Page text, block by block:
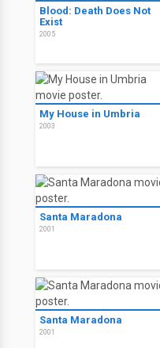
Blood: Death Does Not
Exist
2005
My House in Umbria
2003
Santa Maradona
2001
Santa Maradona
2001